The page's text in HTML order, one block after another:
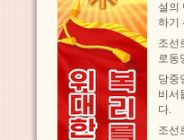
설의
하기
조선
로동
당중
비서
다.
조선